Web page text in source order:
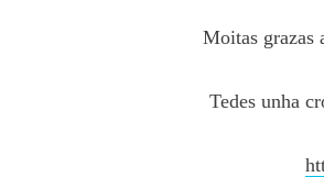
Moitas grazas
Tedes unha